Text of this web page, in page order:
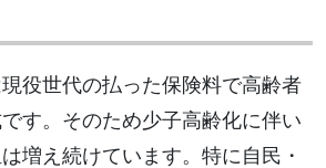
役世代の払った保険料で高齢者
す。そのため少子高齢化に伴い
増え続けています。特に自民・